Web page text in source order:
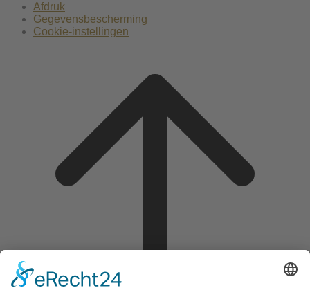
Afdruk
Gegevensbescherming
Cookie-instellingen